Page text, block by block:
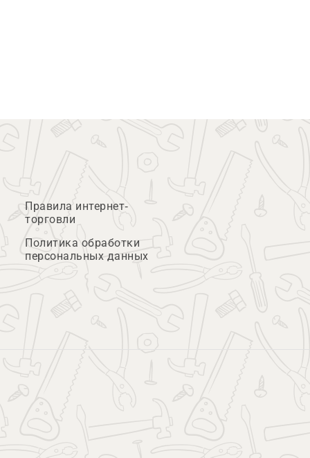
Правила интернет-
торговли
Политика обработки
персональных данных